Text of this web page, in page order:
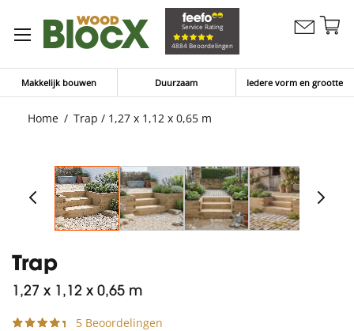
Service Rating
4884 Beoordelingen
Contacteer
Makkelijk bouwen Duurzaam Iedere vorm en grootte
Home Trap / 1,27 x 1,12 x 0,65 m
Trap
1,27 x 1,12 x 0,65 m
5 Beoordelingen